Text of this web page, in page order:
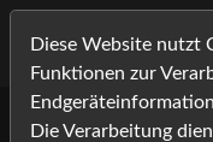
Diese Website nutzt
Funktionen zur
Die Verarbeitung